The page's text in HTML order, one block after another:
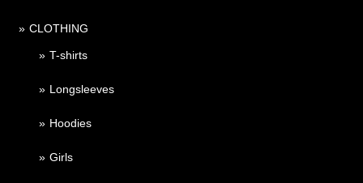
CLOTHING
T-shirts
Longsleeves
Hoodies
Girls